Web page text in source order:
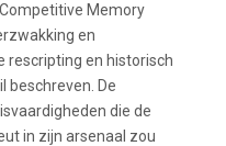
Memory
en
rescripting en historisch
beschreven. De
die de
in zijn arsenaal zou